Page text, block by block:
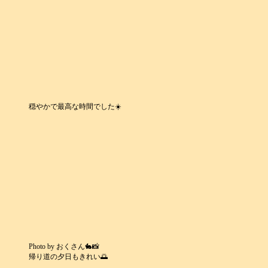
穏やかで最高な時間でした☀️
Photo by おくさん🐇📸
帰り道の夕日もきれい🌅